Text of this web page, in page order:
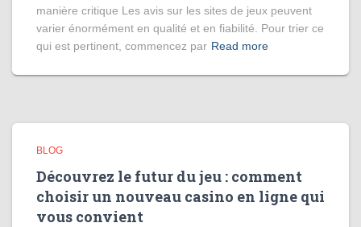
manière critique Les avis sur les sites de jeux peuvent
varier énormément en qualité et en fiabilité. Pour trier ce
qui est pertinent, commencez par Read more
BLOG
Découvrez le futur du jeu : comment
choisir un nouveau casino en ligne qui
vous convient